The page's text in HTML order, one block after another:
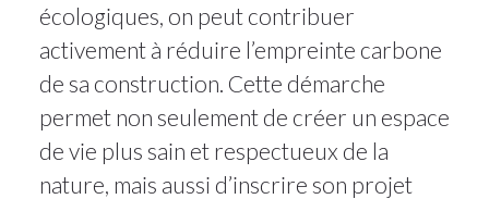
écologiques, on peut contribuer
activement à réduire l’empreinte carbone
de sa construction. Cette démarche
permet non seulement de créer un espace
de vie plus sain et respectueux de la
nature, mais aussi d’inscrire son projet